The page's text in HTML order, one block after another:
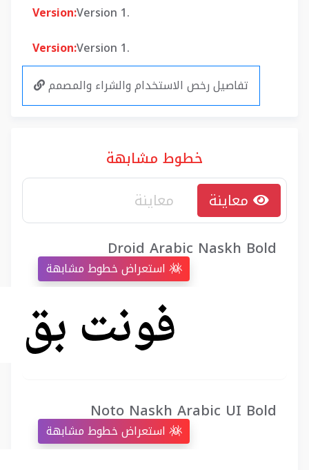
Version:Version 1.
Version:Version 1.
تفاصيل رخص الاستخدام والشراء والمصمم
خطوط مشابهة
Droid Arabic Naskh Bold
Noto Naskh Arabic UI Bold